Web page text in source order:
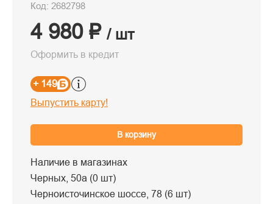
Код: 2682798
4 980 ₽ / шт
Оформить в кредит
+ 149
Выпустить карту!
В корзину
Наличие в магазинах
Черных, 50а (0 шт)
Черноисточинское шоссе, 78 (6 шт)